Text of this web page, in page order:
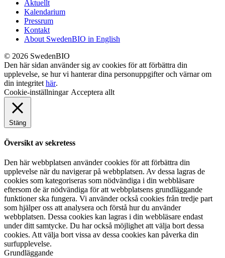
Aktuellt
Kalendarium
Pressrum
Kontakt
About SwedenBIO in English
© 2026 SwedenBIO
Den här sidan använder sig av cookies för att förbättra din
upplevelse, se hur vi hanterar dina personuppgifter och värnar om
din integritet här.
Cookie-inställningar Acceptera allt
Stäng
Översikt av sekretess
Den här webbplatsen använder cookies för att förbättra din
upplevelse när du navigerar på webbplatsen. Av dessa lagras de
cookies som kategoriseras som nödvändiga i din webbläsare
eftersom de är nödvändiga för att webbplatsens grundläggande
funktioner ska fungera. Vi använder också cookies från tredje part
som hjälper oss att analysera och förstå hur du använder
webbplatsen. Dessa cookies kan lagras i din webbläsare endast
under ditt samtycke. Du har också möjlighet att välja bort dessa
cookies. Att välja bort vissa av dessa cookies kan påverka din
surfupplevelse.
Grundläggande